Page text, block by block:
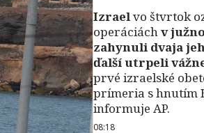
Izraelvo štvrtok
operáciáchv
zahynuli dvaja
ďalší utrpeli
prvé izraelské
prímeria s hnutím
informuje AP.
08:18